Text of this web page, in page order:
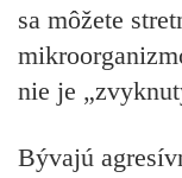
sa môžete
nie je
Bývajú